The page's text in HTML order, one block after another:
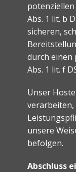
Abs. 1 lit. b
sicheren,
durch einen
Abs. 1 lit. f
Unser
verarbeiten,
unsere
befolgen.
Abschluss